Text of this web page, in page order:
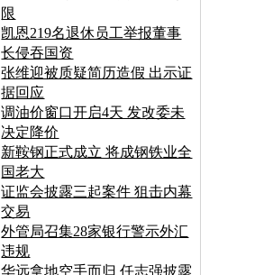
限
凯恩219名退休员工举报董事
长侵吞国资
张维迎被质疑简历造假 出示证
据回应
调油价窗口开启4天 发改委未
决定降价
新鞍钢正式成立 将成钢铁业全
国老大
证监会披露三起案件 狙击内幕
交易
外管局召集28家银行警示外汇
违规
华远拿地空手而归 任志强披露